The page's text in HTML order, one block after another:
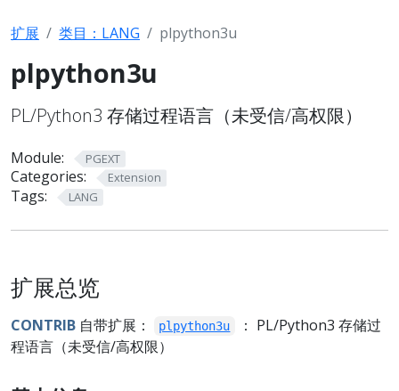
扩展 类目：LANG plpython3u
plpython3u
PL/Python3 存储过程语言（未受信/高权限）
Module: PGEXT
Categories: Extension
Tags: LANG
扩展总览
CONTRIB 自带扩展： plpython3u
： PL/Python3 存储过
程语言（未受信/高权限）